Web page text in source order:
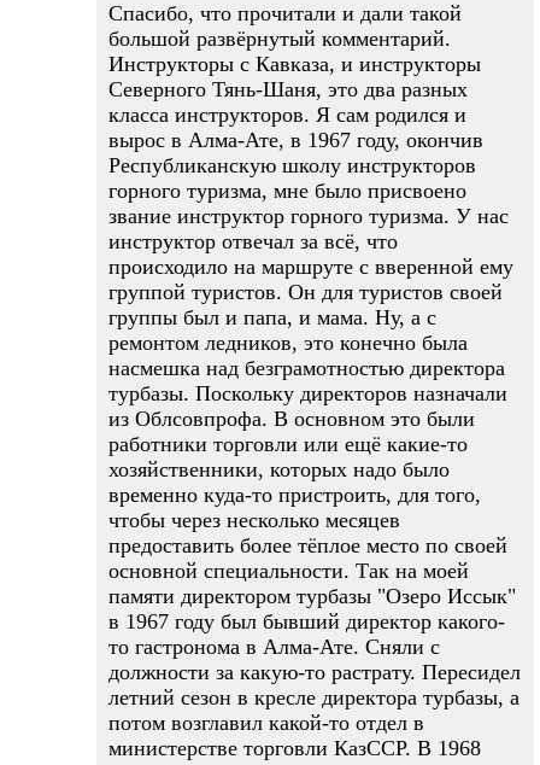
Спасибо, что прочитали и дали такой
большой развёрнутый комментарий.
Инструкторы с Кавказа, и инструкторы
Северного Тянь-Шаня, это два разных
класса инструкторов. Я сам родился и
вырос в Алма-Ате, в 1967 году, окончив
Республиканскую школу инструкторов
горного туризма, мне было присвоено
звание инструктор горного туризма. У нас
инструктор отвечал за всё, что
происходило на маршруте с вверенной ему
группой туристов. Он для туристов своей
группы был и папа, и мама. Ну, а с
ремонтом ледников, это конечно была
насмешка над безграмотностью директора
турбазы. Поскольку директоров назначали
из Облсовпрофа. В основном это были
работники торговли или ещё какие-то
хозяйственники, которых надо было
временно куда-то пристроить, для того,
чтобы через несколько месяцев
предоставить более тёплое место по своей
основной специальности. Так на моей
памяти директором турбазы "Озеро Иссык"
в 1967 году был бывший директор какого-
то гастронома в Алма-Ате. Сняли с
должности за какую-то растрату. Пересидел
летний сезон в кресле директора турбазы, а
потом возглавил какой-то отдел в
министерстве торговли КазССР. В 1968